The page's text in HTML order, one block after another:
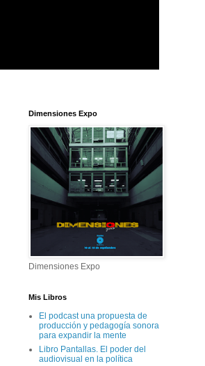
Dimensiones Expo
Dimensiones Expo
Mis Libros
El podcast una propuesta de
producción y pedagogía sonora
para expandir la mente
Libro Pantallas. El poder del
audiovisual en la política